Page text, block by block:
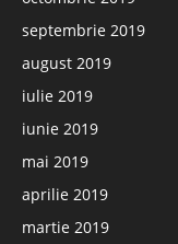
septembrie 2019
august 2019
iulie 2019
iunie 2019
mai 2019
aprilie 2019
martie 2019